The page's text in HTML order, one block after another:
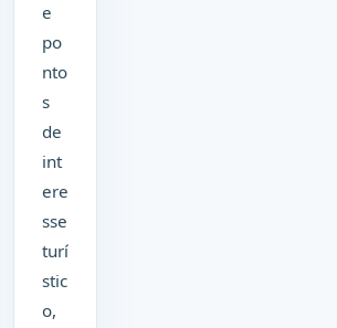
e
po
nto
s
de
int
ere
sse
turí
stic
o,